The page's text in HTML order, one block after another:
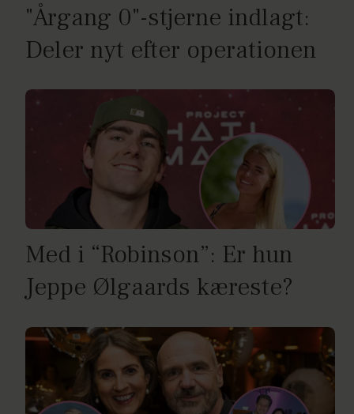
"Årgang 0"-stjerne indlagt:
Deler nyt efter operationen
Med i “Robinson”: Er hun
Jeppe Ølgaards kæreste?